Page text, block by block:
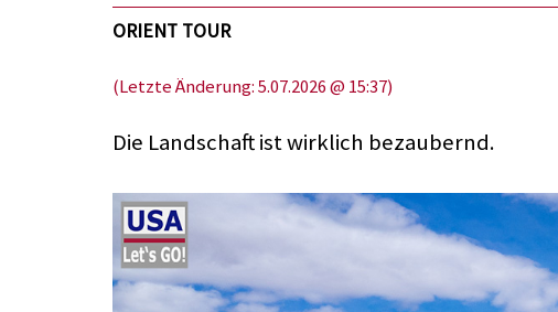
ORIENT TOUR
(Letzte Änderung: 5.07.2026 @ 15:37)
Die Landschaft ist wirklich bezaubernd.